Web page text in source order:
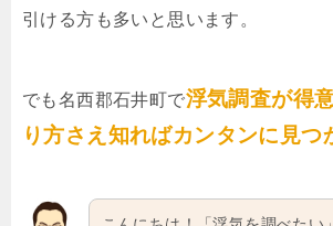
引ける方も多いと思います。
でも名西郡石井町で浮気調査が得
り方さえ知ればカンタンに見つ